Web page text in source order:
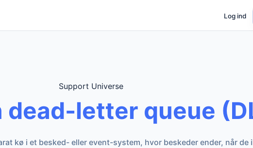
Log ind
Support Universe
dead-letter queue
kø i et besked- eller event-system, hvor beskeder ender, når de